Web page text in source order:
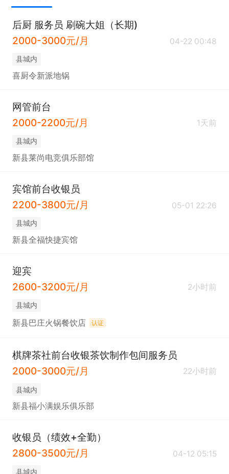
后厨 服务员 刷碗大姐（长期)
2000-3000元/月
04-22 00:48
县城内
喜厨令新派地锅
网管前台
2000-2200元/月
1天前
县城内
新县莱尚电竞俱乐部馆
宾馆前台收银员
2200-3800元/月
05-01 22:26
县城内
新县全福快捷宾馆
迎宾
2600-3200元/月
2小时前
县城内
新县巴庄火锅餐饮店 认证
棋牌茶社前台收银茶饮制作包间服务员
2000-3000元/月
22小时前
县城内
新县福小满娱乐俱乐部
收银员（绩效+全勤）
2800-3500元/月
04-12 05:15
县城内